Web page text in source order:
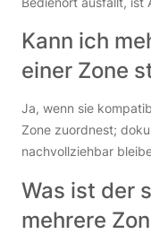
Kann ich
einer Zone
Ja, wenn sie
Zone zuordnest;
nachvollziehbar
Was ist der
mehrere